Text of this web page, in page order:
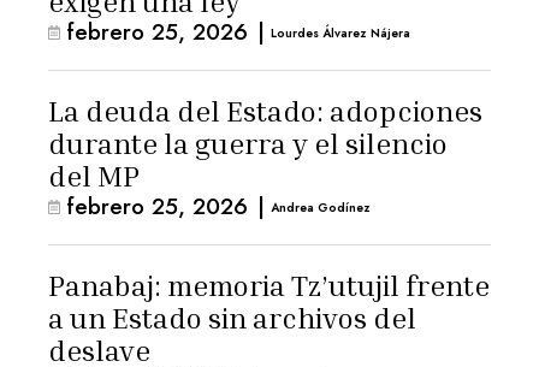
febrero 25, 2026 | Lourdes Álvarez Nájera
La deuda del Estado: adopciones
durante la guerra y el silencio
del MP
febrero 25, 2026 | Andrea Godínez
Panabaj: memoria Tz’utujil frente
a un Estado sin archivos del
deslave